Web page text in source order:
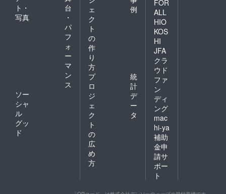
ト・
写真
台
・
パ
フ
ォ
ー
マ
ン
ス
ソー
シャ
ル
グッ
ド
ェ
ク
ト
の
作
り
方
例
プ
ロ
ジ
ェ
ク
ト
の
広
め
方
統
計
デ
ー
タ
FOR
ALL
HIO
KOS
HI
JFA
クラ
ウド
ファ
ン
ディ
ング
mac
hi-ya
補助
金申
請サ
ポー
ト